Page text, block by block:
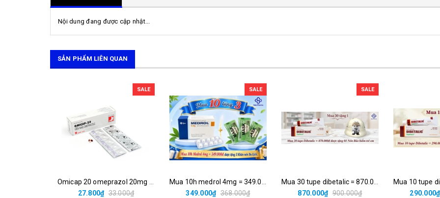
Nội dung đang được cập nhật...
SẢN PHẨM LIÊN QUAN
SALE
27.800₫ 33.000₫
SALE
349.000₫ 368.000₫
SALE
870.000₫ 900.000₫
290.000₫